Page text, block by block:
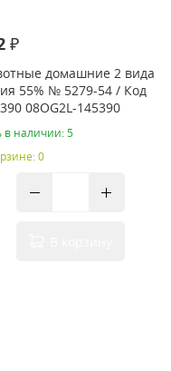
₽
домашние 2 вида
55% № 5279-54 / Код
08OG2L-145390
в наличии: 5
0